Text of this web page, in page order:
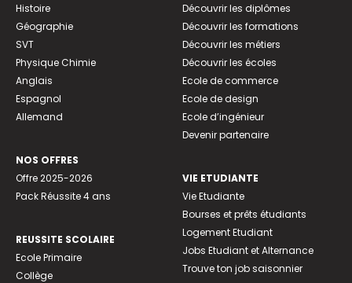
Histoire
Géographie
SVT
Physique Chimie
Anglais
Espagnol
Allemand
NOS OFFRES
Offre 2025-2026
Pack Réussite 4 ans
REUSSITE SCOLAIRE
Ecole Primaire
Collège
Découvrir les diplômes
Découvrir les formations
Découvrir les métiers
Découvrir les écoles
Ecole de commerce
Ecole de design
Ecole d’ingénieur
Devenir partenaire
VIE ETUDIANTE
Vie Etudiante
Bourses et prêts étudiants
Logement Etudiant
Jobs Etudiant et Alternance
Trouve ton job saisonnier